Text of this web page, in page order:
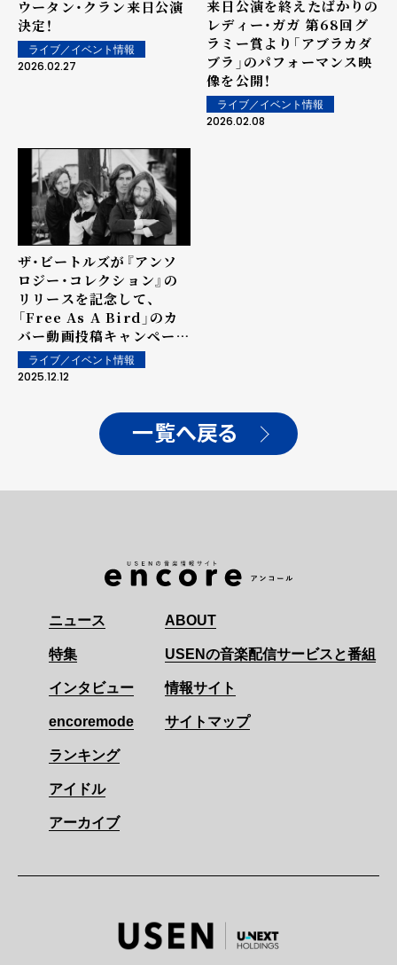
ウータン・クラン来日公演
決定！
ライブ／イベント情報
2026.02.27
来日公演を終えたばかりの
レディー・ガガ 第68回グ
ラミー賞より「アブラカダ
ブラ」のパフォーマンス映
像を公開！
ライブ／イベント情報
2026.02.08
ザ・ビートルズが『アンソ
ロジー・コレクション』の
リリースを記念して、
「Free As A Bird」のカ
バー動画投稿キャンペーン
がスタート！
ライブ／イベント情報
2025.12.12
一覧へ戻る
ニュース
特集
インタビュー
encoremode
ランキング
アイドル
アーカイブ
ABOUT
USENの音楽配信サービスと番組
情報サイト
サイトマップ